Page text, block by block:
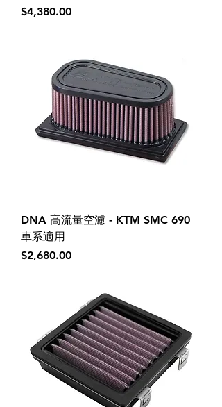
價格
$4,380.00
DNA 高流量空濾 - KTM SMC 690
車系適用
價格
$2,680.00